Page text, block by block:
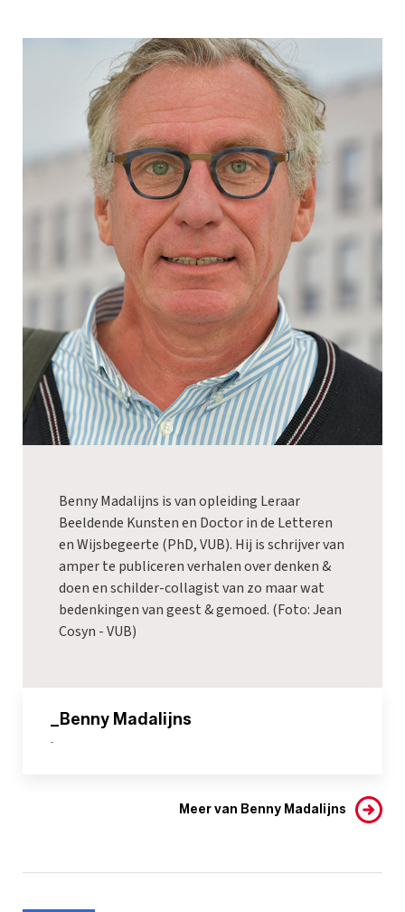
Benny Madalijns is van opleiding Leraar
Beeldende Kunsten en Doctor in de Letteren
en Wijsbegeerte (PhD, VUB). Hij is schrijver van
amper te publiceren verhalen over denken &
doen en schilder-collagist van zo maar wat
bedenkingen van geest & gemoed. (Foto: Jean
Cosyn - VUB)
_Benny Madalijns
-
Meer van Benny Madalijns